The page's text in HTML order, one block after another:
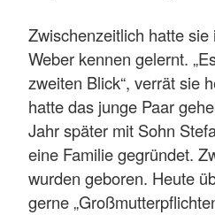
Zwischenzeitlich hatte
Weber kennen gelernt.
zweiten Blick“, verrät sie
hatte das junge Paar
Jahr später mit Sohn
eine Familie gegründet.
wurden geboren. Heute
gerne